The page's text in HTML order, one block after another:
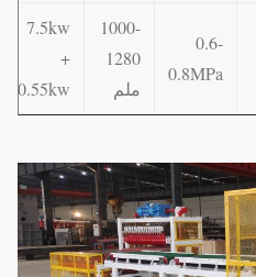
0.6-
0.8MPa
1000-
1280
ملم
7.5kw
+
0.55kw